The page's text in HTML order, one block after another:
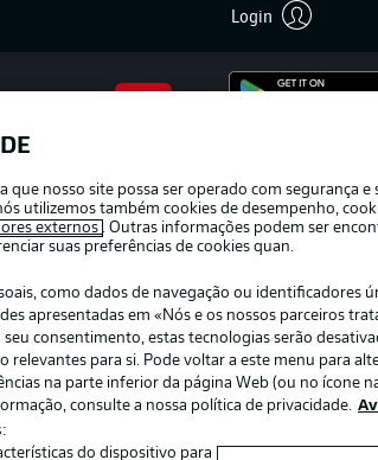
Login
nosso site possa ser operado com segurança e
utilizemos também cookies de desempenho,
externos . Outras informações podem ser
suas preferências de cookies quan.
como dados de navegação ou identificadores
apresentadas em «Nós e os nossos parceiros
consentimento, estas tecnologias serão
para si. Pode voltar a este menu para
na parte inferior da página Web (ou no ícone
consulte a nossa política de privacidade.
do dispositivo para identificação.